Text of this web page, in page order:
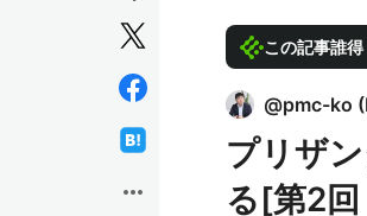
more_horiz
この記事誰
@pmc-ko (
プリザ
る[第2